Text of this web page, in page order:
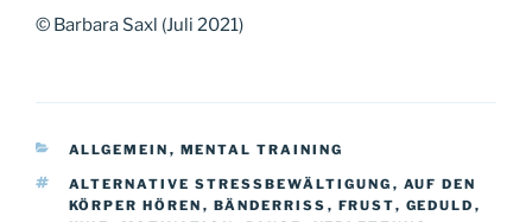
© Barbara Saxl (Juli 2021)
KATEGORIEN
ALLGEMEIN , MENTAL TRAINING
SCHLAGWÖRTER
ALTERNATIVE STRESSBEWÄLTIGUNG , AUF DEN
KÖRPER HÖREN , BÄNDERRISS , FRUST, GEDULD ,